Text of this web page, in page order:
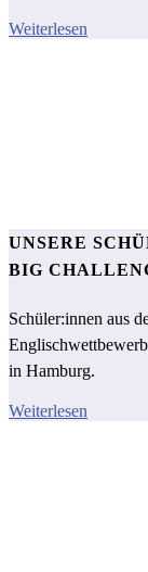
Weiterlesen
UNSERE
BIG
Schüler:innen aus
in Hamburg.
Weiterlesen